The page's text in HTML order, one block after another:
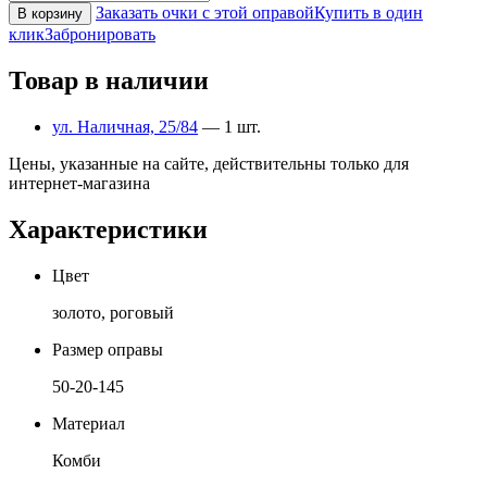
В корзину Заказать очки с этой оправойКупить в один
кликЗабронировать
Товар в наличии
ул. Наличная, 25/84 — 1 шт.
Цены, указанные на сайте, действительны только для
интернет-магазина
Характеристики
Цвет
золото, роговый
Размер оправы
50-20-145
Материал
Комби